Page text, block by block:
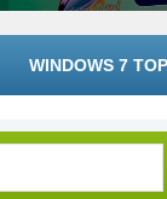
WINDOWS 7